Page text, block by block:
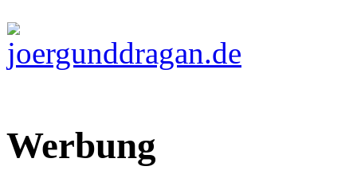
Werbung